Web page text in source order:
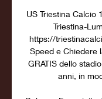
US Triestina Calcio
Triestina-
https://
Speed e Chiedere
GRATIS dello
anni, in